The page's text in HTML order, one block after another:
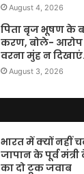
August 4, 2026
पिता बृज भूषण के
करण, बोले-
वरना मुंह न दिखाएं.
August 3, 2026
भारत में क्यों नहीं
जापान के पूर्व
का दो टूक जवाब